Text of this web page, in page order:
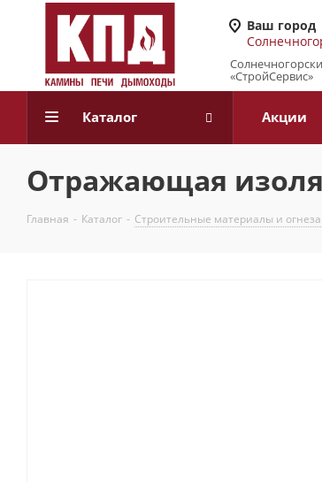
Ваш город
«СтройСервис»
Каталог Акции
Отражающая
Главная - Каталог - Строительные материалы и